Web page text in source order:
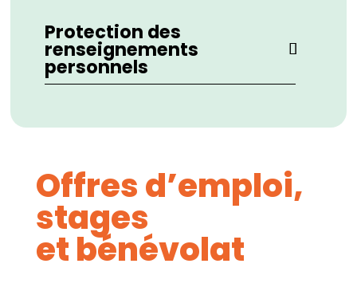
Protection des
renseignements
personnels
Offres d’emploi,
stages
et bénévolat